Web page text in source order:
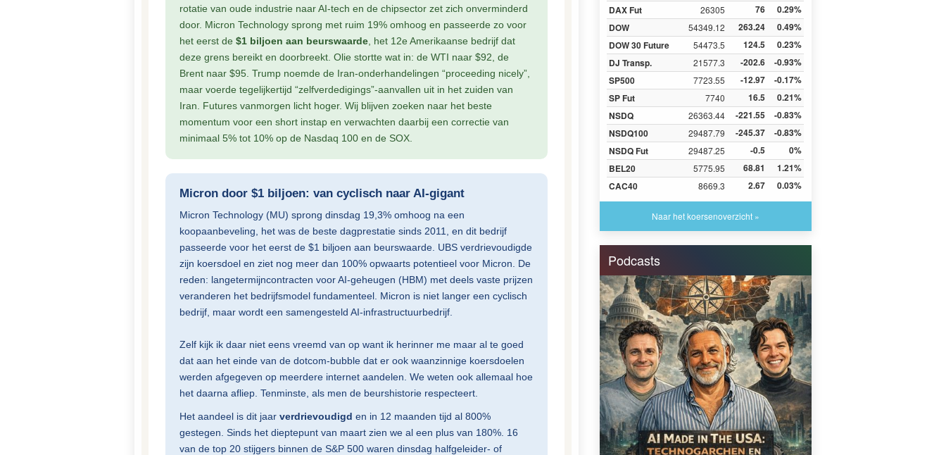
rotatie van oude industrie naar AI-tech en de chipsector zet zich onverminderd
door. Micron Technology sprong met ruim 19% omhoog en passeerde zo voor
het eerst de $1 biljoen aan beurswaarde , het 12e Amerikaanse bedrijf dat
deze grens bereikt en doorbreekt. Olie stortte wat in: de WTI naar $92, de
Brent naar $95. Trump noemde de Iran-onderhandelingen “proceeding nicely”,
maar voerde tegelijkertijd “zelfverdedigings”-aanvallen uit in het zuiden van
Iran. Futures vanmorgen licht hoger. Wij blijven zoeken naar het beste
momentum voor een short instap en verwachten daarbij een correctie van
minimaal 5% tot 10% op de Nasdaq 100 en de SOX.
Micron door $1 biljoen: van cyclisch naar AI-gigant
Micron Technology (MU) sprong dinsdag 19,3% omhoog na een
koopaanbeveling, het was de beste dagprestatie sinds 2011, en dit bedrijf
passeerde voor het eerst de $1 biljoen aan beurswaarde. UBS verdrievoudigde
zijn koersdoel en ziet nog meer dan 100% opwaarts potentieel voor Micron. De
reden: langetermijncontracten voor AI-geheugen (HBM) met deels vaste prijzen
veranderen het bedrijfsmodel fundamenteel. Micron is niet langer een cyclisch
bedrijf, maar wordt een samengesteld AI-infrastructuurbedrijf.
Zelf kijk ik daar niet eens vreemd van op want ik herinner me maar al te goed
dat aan het einde van de dotcom-bubble dat er ook waanzinnige koersdoelen
werden afgegeven op meerdere internet aandelen. We weten ook allemaal hoe
het daarna afliep. Tenminste, als men de beurshistorie respecteert.
Het aandeel is dit jaar verdrievoudigd en in 12 maanden tijd al 800%
gestegen. Sinds het dieptepunt van maart zien we al een plus van 180%. 16
van de top 20 stijgers binnen de S&P 500 waren dinsdag halfgeleider- of
DAX Fut
26305 76
0.29%
DOW
54349.12 263.24
0.49%
DOW 30 Future
54473.5 124.5
0.23%
DJ Transp.
21577.3 -202.6
-0.93%
SP500
7723.55 -12.97
-0.17%
SP Fut
7740 16.5
0.21%
NSDQ
26363.44 -221.55
-0.83%
NSDQ100
29487.79 -245.37
-0.83%
NSDQ Fut
29487.25 -0.5
0%
BEL20
5775.95 68.81
1.21%
CAC40
8669.3 2.67 0.03%
Naar het koersenoverzicht »
Podcasts